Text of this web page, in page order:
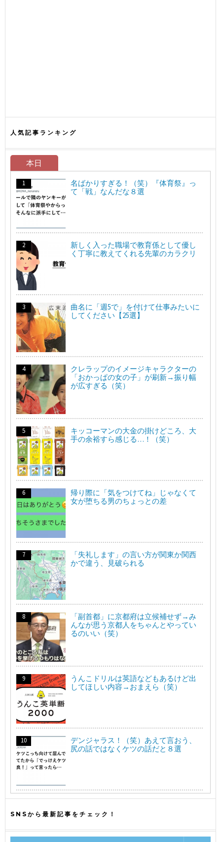
人気記事ランキング
本日
名ばかりすぎる！（笑）『体育祭』っ
て「戦」なんだな８選
新しく入った職場で教育係として優し
く丁寧に教えてくれる先輩のカラクリ
曲名に「週5で」を付けて仕事みたいに
してください【25選】
クレラップのイメージキャラクターの
「おかっぱの女の子」が刷新→振り幅
が広すぎる（笑）
キッコーマンの大金の掛けどころ、大
手の余裕すら感じる…！（笑）
帰り際に「気をつけてね」じゃなくて
女が堕ちる男のちょっとの差
「失礼します」の言い方が関東か関西
かで違う、見破られる
「副首都」に京都府は立候補せず→み
んなが思う京都人をちゃんとやってい
るのいい（笑）
うんこドリルは英語などもあるけど出
してほしい内容→おまえら（笑）
デンジャラス！（笑）あえて言おう、
尻の話ではなくケツの話だと８選
SNSから最新記事をチェック！